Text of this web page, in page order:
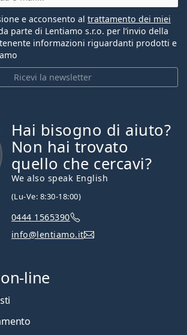
Ricevi la newsletter
e acconsento al trattamento dei miei
parte di Lentiamo s.r.o. per l’invio della
informazioni riguardanti prodotti e
Hai bisogno di aiuto?
Non hai trovato
quello che cercavi?
We also speak English
(Lu-Ve: 8:30-18:00)
0444 1565390
info@lentiamo.it
line